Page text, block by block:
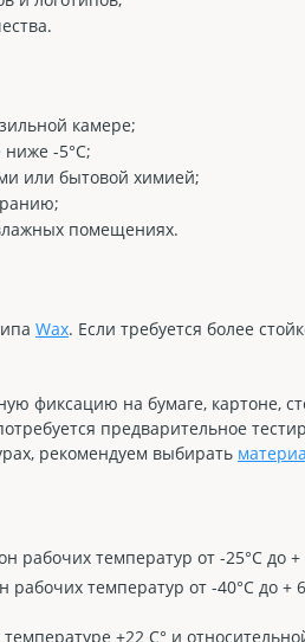
камере;
ниже -5°С;
или бытовой химией;
помещениях.
Wax. Если требуется более
фиксацию на бумаге, картоне,
предварительное
рекомендуем выбирать
рабочих температур от -25°C до +
температур от -40°C до
+22 С° и